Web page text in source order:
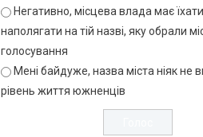
Негативно, місцева влада має
наполягати на тій назві, яку обрали
голосування
Мені байдуже, назва міста ніяк не
рівень життя южненців